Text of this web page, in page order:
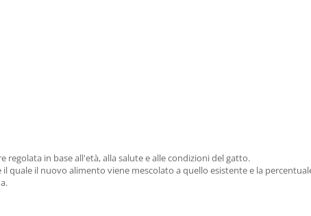
in base all'età, alla salute e alle condizioni del gatto.
il nuovo alimento viene mescolato a quello esistente e la